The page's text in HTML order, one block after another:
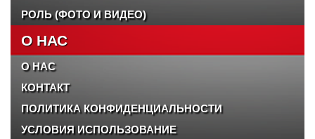
РОЛЬ (ФОТО И ВИДЕО)
О НАС
О НАС
КОНТАКТ
ПОЛИТИКА КОНФИДЕНЦИАЛЬНОСТИ
УСЛОВИЯ ИСПОЛЬЗОВАНИЕ